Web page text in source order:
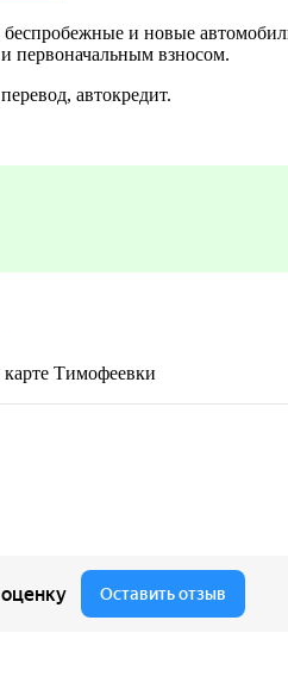
и новые
первоначальным взносом.
автокредит.
карте Тимофеевки